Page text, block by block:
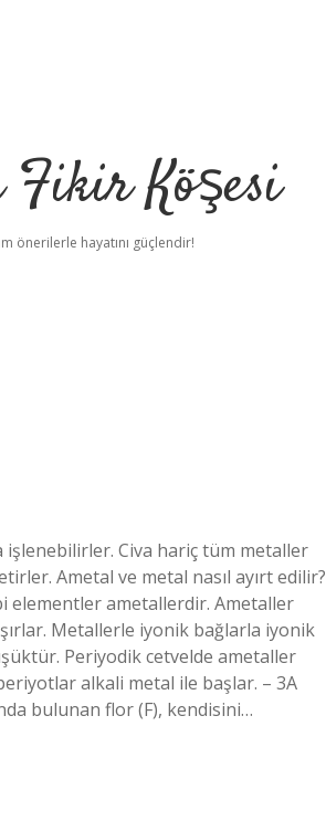
Fikir Köşesi
önerilerle hayatını güçlendir!
işlenebilirler. Civa hariç tüm metaller
Ametal ve metal nasıl ayırt edilir?
elementler ametallerdir. Ametaller
Metallerle iyonik bağlarla iyonik
Periyodik cetvelde ametaller
alkali metal ile başlar. – 3A
bulunan flor (F), kendisini…